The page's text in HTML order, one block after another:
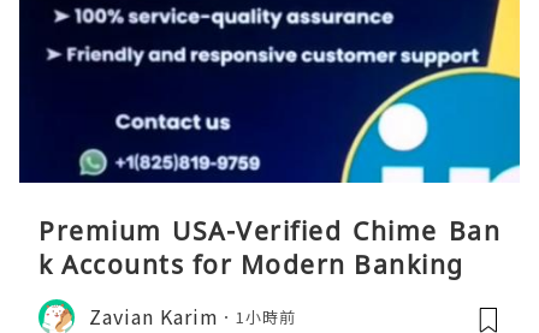
Premium USA-Verified Chime Ban
k Accounts for Modern Banking
Zavian Karim 1小時前